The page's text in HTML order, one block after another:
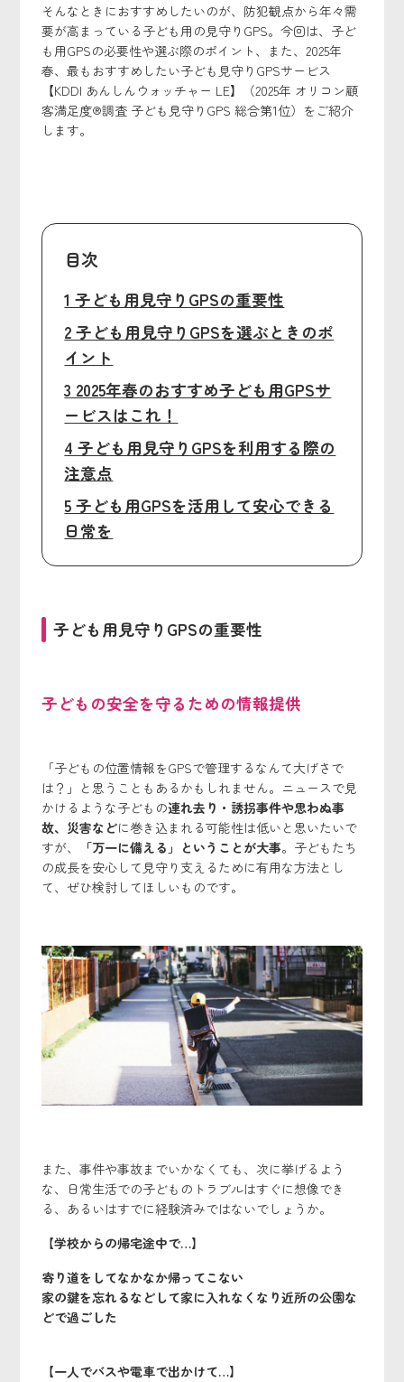
そんなときにおすすめしたいのが、防犯観点から年々需
要が高まっている子ども用の見守りGPS。今回は、子ど
も用GPSの必要性や選ぶ際のポイント、また、2025年
春、最もおすすめしたい子ども見守りGPSサービス
【KDDI あんしんウォッチャー LE】（2025年 オリコン顧
客満足度®調査 子ども見守りGPS 総合第1位）をご紹介
します。
目次
1 子ども用見守りGPSの重要性
2 子ども用見守りGPSを選ぶときのポ
イント
3 2025年春のおすすめ子ども用GPSサ
ービスはこれ！
4 子ども用見守りGPSを利用する際の
注意点
5 子ども用GPSを活用して安心できる
日常を
子ども用見守りGPSの重要性
子どもの安全を守るための情報提供
「子どもの位置情報をGPSで管理するなんて大げさで
は？」と思うこともあるかもしれません。ニュースで見
かけるような子どもの連れ去り・誘拐事件や思わぬ事
故、災害などに巻き込まれる可能性は低いと思いたいで
すが、
「万一に備える」ということが大事。子どもたち
の成長を安心して見守り支えるために有用な方法とし
て、ぜひ検討してほしいものです。
また、事件や事故までいかなくても、次に挙げるよう
な、日常生活での子どものトラブルはすぐに想像でき
る、あるいはすでに経験済みではないでしょうか。
【学校からの帰宅途中で…】
寄り道をしてなかなか帰ってこない
家の鍵を忘れるなどして家に入れなくなり近所の公園な
どで過ごした
【一人でバスや電車で出かけて…】